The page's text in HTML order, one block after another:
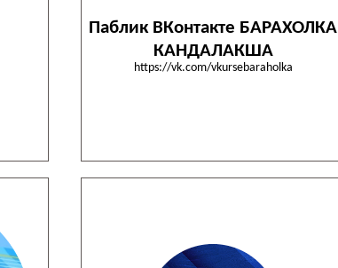
Паблик ВКонтакте БАРАХОЛКА
КАНДАЛАКША
https://vk.com/vkursebaraholka